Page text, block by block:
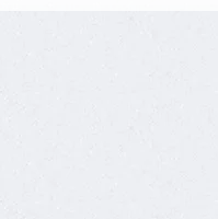
合わせた丁寧なケアを行っ
ており、個々のお悩みに応
皆様へ安心を心がけた診療
問い合わせください。専門